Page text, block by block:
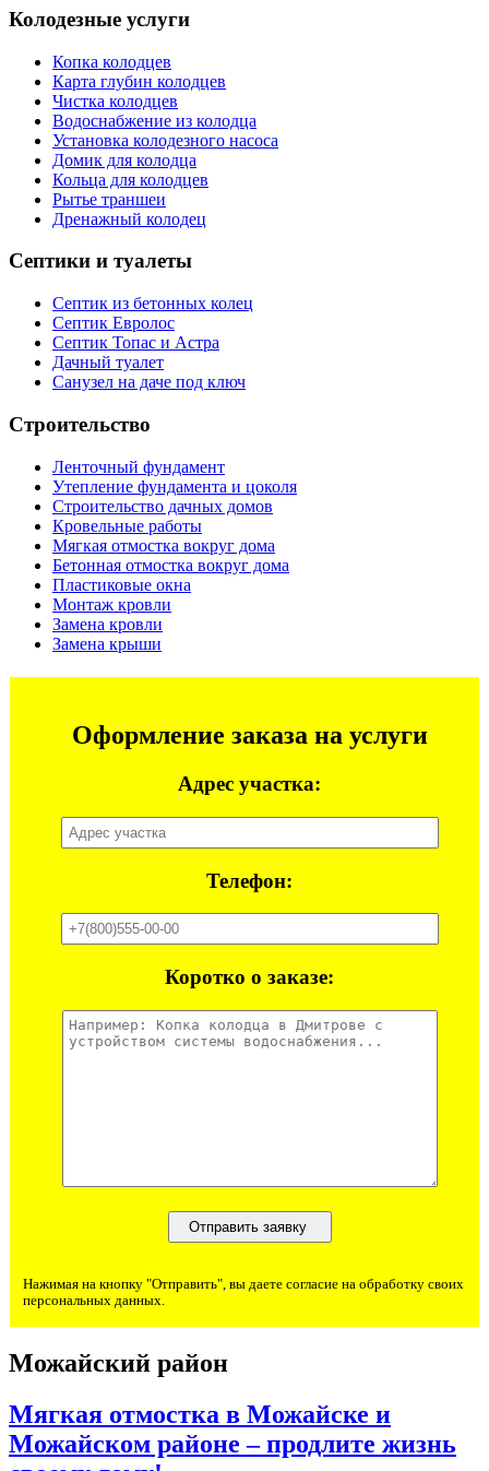
Колодезные услуги
Копка колодцев
Карта глубин колодцев
Чистка колодцев
Водоснабжение из колодца
Установка колодезного насоса
Домик для колодца
Кольца для колодцев
Рытье траншеи
Дренажный колодец
Септики и туалеты
Септик из бетонных колец
Септик Евролос
Септик Топас и Астра
Дачный туалет
Санузел на даче под ключ
Строительство
Ленточный фундамент
Утепление фундамента и цоколя
Строительство дачных домов
Кровельные работы
Мягкая отмостка вокруг дома
Бетонная отмостка вокруг дома
Пластиковые окна
Монтаж кровли
Замена кровли
Замена крыши
Оформление заказа на услуги
Адрес участка:
Телефон:
Коротко о заказе:
Нажимая на кнопку "Отправить", вы даете согласие на обработку своих
персональных данных.
Можайский район
Мягкая отмостка в Можайске и
Можайском районе – продлите жизнь